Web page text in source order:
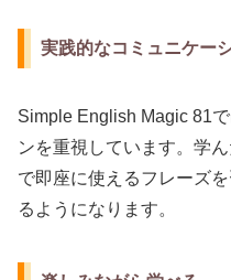
実践的なコミュニケー
Simple English Magic 81
ンを重視しています。学
で即座に使えるフレーズ
るようになります。